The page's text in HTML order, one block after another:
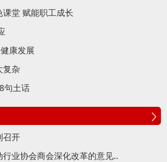
堂 赋能职工成长
康发展
复杂
句土话
召开
业协会商会深化改革的意见..